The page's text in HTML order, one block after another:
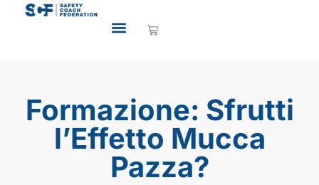
Formazione: Sfrutti
l’Effetto Mucca
Pazza?